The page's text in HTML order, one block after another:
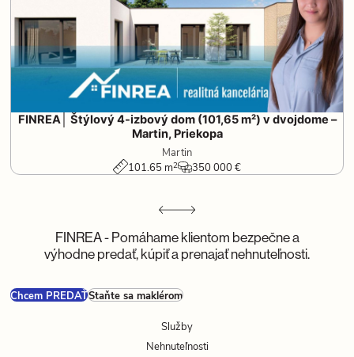
FINREA│ Štýlový 4-izbový dom (101,65 m²) v dvojdome –
Martin, Priekopa
Martin
101.65 m2 350 000 €
FINREA - Pomáhame klientom bezpečne a
výhodne predať, kúpiť a prenajať nehnuteľnosti.
Chcem PREDAŤStaňte sa maklérom
Služby
Nehnuteľnosti